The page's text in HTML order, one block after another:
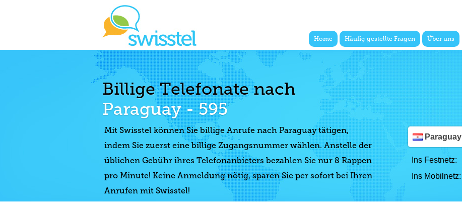
Home Häufig gestellte Fragen Über uns
Billige Telefonate nach
Paraguay - 595
Mit Swisstel können Sie billige Anrufe nach Paraguay tätigen,
indem Sie zuerst eine billige Zugangsnummer wählen. Anstelle der
üblichen Gebühr ihres Telefonanbieters bezahlen Sie nur 8 Rappen
pro Minute! Keine Anmeldung nötig, sparen Sie per sofort bei Ihren
Anrufen mit Swisstel!
Paraguay
Ins Festnetz:
Ins Mobilnetz: